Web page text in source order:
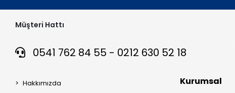
Müşteri Hattı
0541 762 84 55 - 0212 630 52 18
Hakkımızda
Kurumsal